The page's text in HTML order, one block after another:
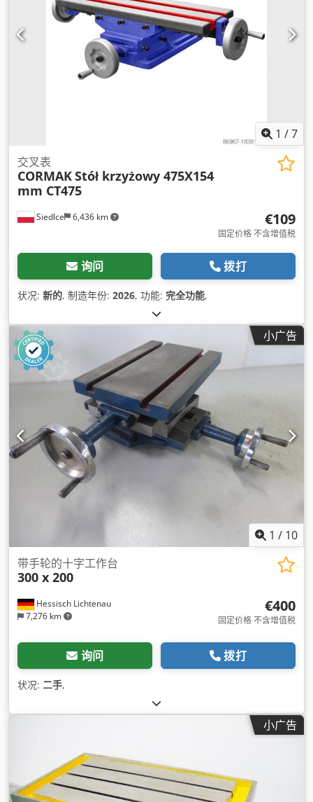
1 /7
Siedlce 6,436 km
交叉表
CORMAKStół krzyżowy 475X154
mm CT475
€109
固定价格 不含增值税
询问 拨打
状况: 新的, 制造年份: 2026, 功能: 完全功能,
小广告
1 / 10
Hessisch Lichtenau
7,276 km
带手轮的十字工作台
300 x 200
€400
固定价格 不含增值税
询问 拨打
状况: 二手,
小广告